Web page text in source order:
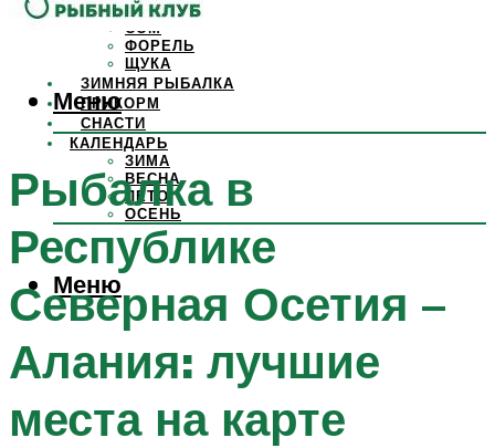
САЗАН
СОМ
ФОРЕЛЬ
ЩУКА
ЗИМНЯЯ РЫБАЛКА
ПРИКОРМ
СНАСТИ
КАЛЕНДАРЬ
ЗИМА
ВЕСНА
ЛЕТО
ОСЕНЬ
Меню
Меню
Рыбалка в
Республике
Северная Осетия –
Алания: лучшие
места на карте